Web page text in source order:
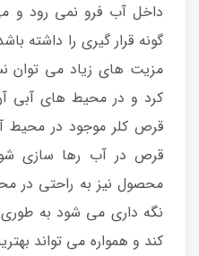
داخل آب فرو نمی رود و
گونه قرار گیری را داشته
مزیت های زیاد می توان
کرد و در محیط های آبی
قرص کلر موجود در محیط
قرص در آب رها سازی
محصول نیز به راحتی در
نگه داری می شود به
کند و همواره می تواند